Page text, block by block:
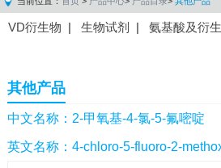
VD衍生物 | 生物试剂 | 氨基酸及衍
间体|抗高血压药物中间体
感染药物中间体
体 |抗精神病药物中间体|抗炎药物
药中间体|其他原料药中间体|
其他产品
中文名称：2-甲氧基-4-氯-5-氟嘧啶
英文名称：4-chloro-5-fluoro-2-